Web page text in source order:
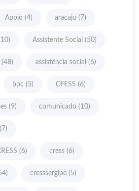
Apoio (4) aracaju (7)
Assistente Social (50)
(48) assistência social (6)
bpc (5) CFESS (6)
(9) comunicado (10)
(7)
(6) cress (6)
cresssergipe (5)